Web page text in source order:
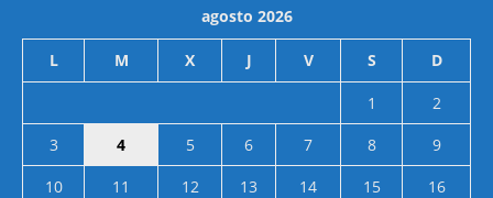
agosto 2026
L M X J V S D
1
2
3
4 5 6 7 8
9
10
11 12 13 14 15
16